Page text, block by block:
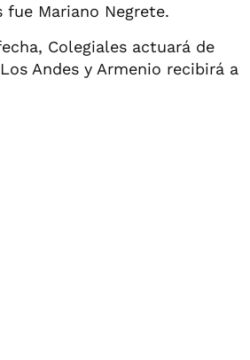
fue Mariano Negrete.
Colegiales actuará de
Andes y Armenio recibirá a